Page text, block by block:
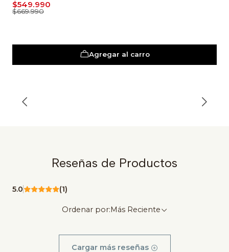
$549.990
$669.990
Agregar al carro
Reseñas de Productos
5.0 (1)
Ordenar por:Más Reciente
Cargar más reseñas